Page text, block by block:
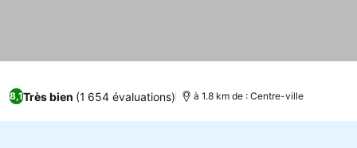
8,1Très bien (1 654 évaluations) à 1.8 km de : Centre-ville